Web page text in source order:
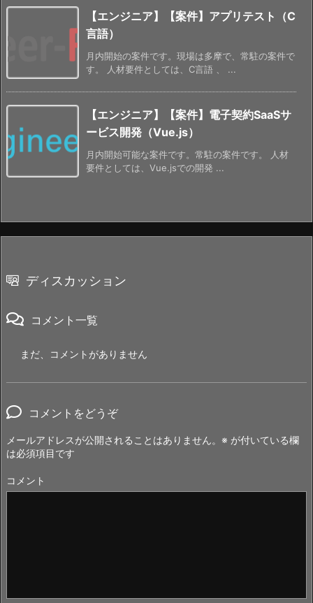
【エンジニア】【案件】アプリテスト（C
言語）
月内開始の案件です。現場は多摩で、常駐の案件で
す。 人材要件としては、C言語 、 ...
【エンジニア】【案件】電子契約SaaSサ
ービス開発（Vue.js）
月内開始可能な案件です。常駐の案件です。 人材
要件としては、Vue.jsでの開発 ...
ディスカッション
コメント一覧
まだ、コメントがありません
コメントをどうぞ
メールアドレスが公開されることはありません。 ※ が付いている欄
は必須項目です
コメント